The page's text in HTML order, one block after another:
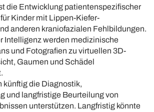
die Entwicklung patientenspezifischer
Kinder mit Lippen-Kiefer-
anderen kraniofazialen Fehlbildungen.
Intelligenz werden medizinische
und Fotografien zu virtuellen 3D-
Gaumen und Schädel
künftig die Diagnostik,
und langfristige Beurteilung von
unterstützen. Langfristig könnte